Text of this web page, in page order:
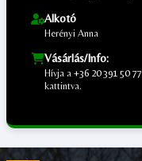
Alkotó
Herényi Anna
Vásárlás/Info:
Hívja a +36 20 391 50 77
kattintva.